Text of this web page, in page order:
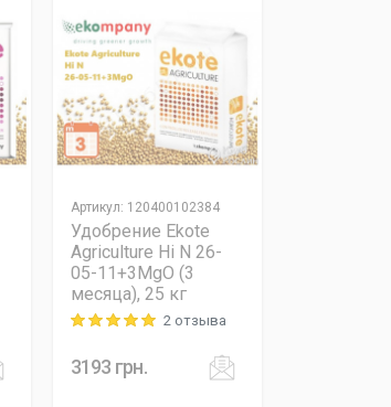
Артикул: 120400102384
Удобрение Ekote
Agriculture Hi N 26-
05-11+3MgO (3
месяца), 25 кг
Rating: 5 out of 52 отзыва
3193 грн.